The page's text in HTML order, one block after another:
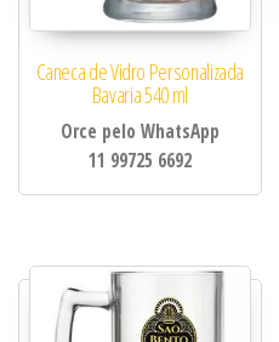
Caneca de Vidro Personalizada
Bavaria 540 ml
Orce pelo WhatsApp
11 99725 6692